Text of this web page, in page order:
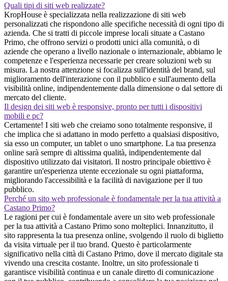
Quali tipi di siti web realizzate?
KropHouse è specializzata nella realizzazione di siti web
personalizzati che rispondono alle specifiche necessità di ogni tipo di
azienda. Che si tratti di piccole imprese locali situate a Castano
Primo, che offrono servizi o prodotti unici alla comunità, o di
aziende che operano a livello nazionale o internazionale, abbiamo le
competenze e l'esperienza necessarie per creare soluzioni web su
misura. La nostra attenzione si focalizza sull'identità del brand, sul
miglioramento dell'interazione con il pubblico e sull'aumento della
visibilità online, indipendentemente dalla dimensione o dal settore di
mercato del cliente.
Il design dei siti web è responsive, pronto per tutti i dispositivi
mobili e pc?
Certamente! I siti web che creiamo sono totalmente responsive, il
che implica che si adattano in modo perfetto a qualsiasi dispositivo,
sia esso un computer, un tablet o uno smartphone. La tua presenza
online sarà sempre di altissima qualità, indipendentemente dal
dispositivo utilizzato dai visitatori. Il nostro principale obiettivo è
garantire un'esperienza utente eccezionale su ogni piattaforma,
migliorando l'accessibilità e la facilità di navigazione per il tuo
pubblico.
Perché un sito web professionale è fondamentale per la tua attività a
Castano Primo?
Le ragioni per cui è fondamentale avere un sito web professionale
per la tua attività a Castano Primo sono molteplici. Innanzitutto, il
sito rappresenta la tua presenza online, svolgendo il ruolo di biglietto
da visita virtuale per il tuo brand. Questo è particolarmente
significativo nella città di Castano Primo, dove il mercato digitale sta
vivendo una crescita costante. Inoltre, un sito professionale ti
garantisce visibilità continua e un canale diretto di comunicazione